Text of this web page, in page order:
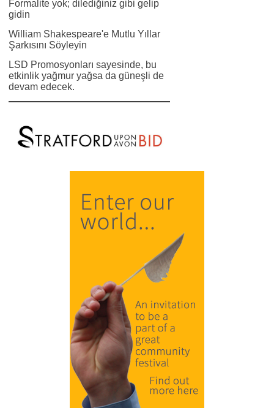
Formalite yok; dilediğiniz gibi gelip
gidin
William Shakespeare'e Mutlu Yıllar
Şarkısını Söyleyin
LSD Promosyonları sayesinde, bu
etkinlik yağmur yağsa da güneşli de
devam edecek.